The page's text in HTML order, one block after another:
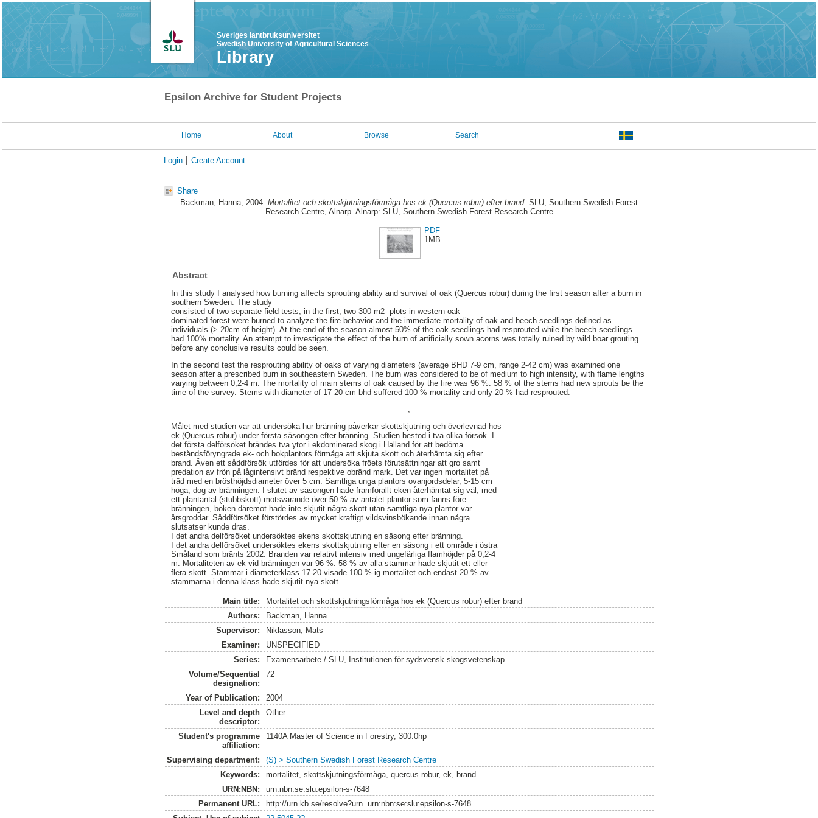
Sveriges lantbruksuniversitet
Swedish University of Agricultural Sciences
Library
Epsilon Archive for Student Projects
Home About Browse Search
Login Create Account
Share
Backman, Hanna, 2004. Mortalitet och skottskjutningsförmåga hos ek (Quercus robur) efter brand. SLU, Southern Swedish Forest
Research Centre, Alnarp. Alnarp: SLU, Southern Swedish Forest Research Centre
PDF
1MB
Abstract
In this study I analysed how burning affects sprouting ability and survival of oak (Quercus robur) during the first season after a burn in
southern Sweden. The study
consisted of two separate field tests; in the first, two 300 m2- plots in western oak
dominated forest were burned to analyze the fire behavior and the immediate mortality of oak and beech seedlings defined as
individuals (> 20cm of height). At the end of the season almost 50% of the oak seedlings had resprouted while the beech seedlings
had 100% mortality. An attempt to investigate the effect of the burn of artificially sown acorns was totally ruined by wild boar grouting
before any conclusive results could be seen.
In the second test the resprouting ability of oaks of varying diameters (average BHD 7-9 cm, range 2-42 cm) was examined one
season after a prescribed burn in southeastern Sweden. The burn was considered to be of medium to high intensity, with flame lengths
varying between 0,2-4 m. The mortality of main stems of oak caused by the fire was 96 %. 58 % of the stems had new sprouts be the
time of the survey. Stems with diameter of 17 20 cm bhd suffered 100 % mortality and only 20 % had resprouted.
Målet med studien var att undersöka hur bränning påverkar skottskjutning och överlevnad hos
ek (Quercus robur) under första säsongen efter bränning. Studien bestod i två olika försök. I
det första delförsöket brändes två ytor i ekdominerad skog i Halland för att bedöma
beståndsföryngrade ek- och bokplantors förmåga att skjuta skott och återhämta sig efter
brand. Även ett såddförsök utfördes för att undersöka fröets förutsättningar att gro samt
predation av frön på lågintensivt bränd respektive obränd mark. Det var ingen mortalitet på
träd med en brösthöjdsdiameter över 5 cm. Samtliga unga plantors ovanjordsdelar, 5-15 cm
höga, dog av bränningen. I slutet av säsongen hade framförallt eken återhämtat sig väl, med
ett plantantal (stubbskott) motsvarande över 50 % av antalet plantor som fanns före
bränningen, boken däremot hade inte skjutit några skott utan samtliga nya plantor var
årsgroddar. Såddförsöket förstördes av mycket kraftigt vildsvinsbökande innan några
slutsatser kunde dras.
I det andra delförsöket undersöktes ekens skottskjutning en säsong efter bränning.
I det andra delförsöket undersöktes ekens skottskjutning efter en säsong i ett område i östra
Småland som bränts 2002. Branden var relativt intensiv med ungefärliga flamhöjder på 0,2-4
m. Mortaliteten av ek vid bränningen var 96 %. 58 % av alla stammar hade skjutit ett eller
flera skott. Stammar i diameterklass 17-20 visade 100 %-ig mortalitet och endast 20 % av
stammarna i denna klass hade skjutit nya skott.
Main title:
Mortalitet och skottskjutningsförmåga hos ek (Quercus robur) efter brand
Authors:
Backman, Hanna
Supervisor:
Niklasson, Mats
Examiner:
UNSPECIFIED
Series:
Examensarbete / SLU, Institutionen för sydsvensk skogsvetenskap
Volume/Sequential
designation:
72
Year of Publication:
2004
Level and depth
descriptor:
Other
Student's programme
affiliation:
1140A Master of Science in Forestry, 300.0hp
Supervising department:
(S) > Southern Swedish Forest Research Centre
Keywords:
mortalitet, skottskjutningsförmåga, quercus robur, ek, brand
URN:NBN:
urn:nbn:se:slu:epsilon-s-7648
Permanent URL:
http://urn.kb.se/resolve?urn=urn:nbn:se:slu:epsilon-s-7648